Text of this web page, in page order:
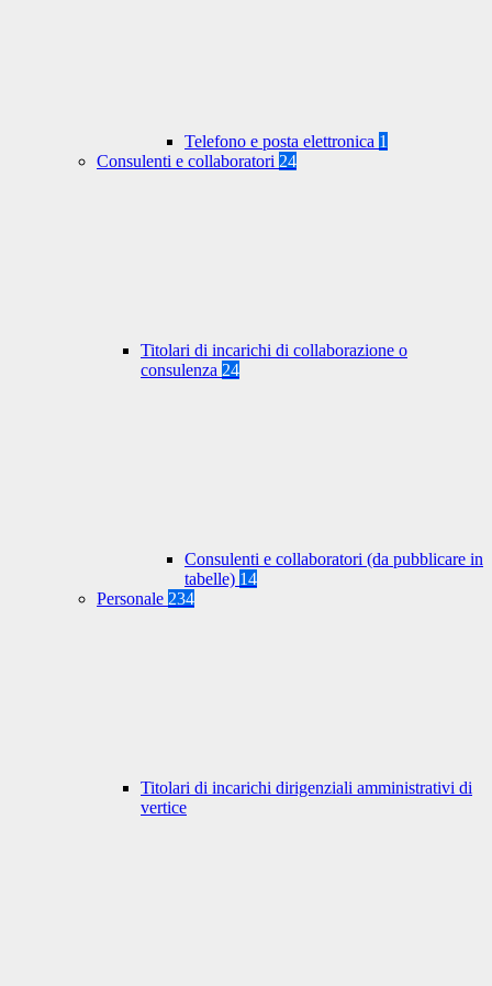
Telefono e posta elettronica 1
Consulenti e collaboratori 24
Titolari di incarichi di collaborazione o
consulenza 24
Consulenti e collaboratori (da pubblicare in
tabelle) 14
Personale 234
Titolari di incarichi dirigenziali amministrativi di
vertice